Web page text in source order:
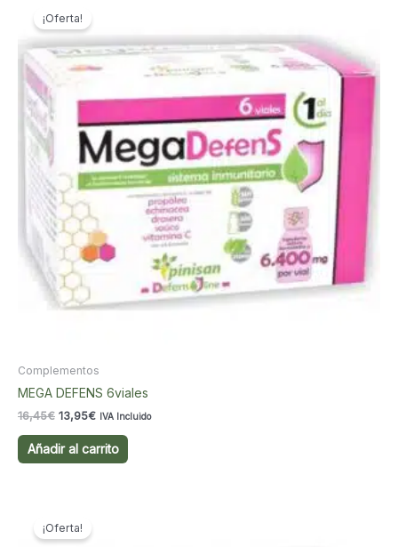
¡Oferta!
Complementos
MEGA DEFENS 6viales
16,45€ El
original
era:
13,95€El
actual
es:
IVA Incluido
Añadir al carrito
¡Oferta!